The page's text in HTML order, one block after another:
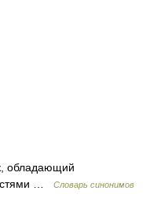
обладающий
…
Словарь синонимов